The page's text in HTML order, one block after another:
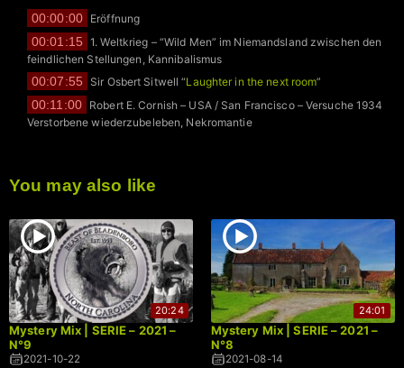
00:00:00 Eröffnung
00:01:15 1. Weltkrieg – “Wild Men” im Niemandsland zwischen den
feindlichen Stellungen, Kannibalismus
00:07:55 Sir Osbert Sitwell “Laughter in the next room”
00:11:00
Robert E. Cornish – USA / San Francisco – Versuche 1934
Verstorbene wiederzubeleben, Nekromantie
You may also like
20:24
Mystery Mix | SERIE – 2021 –
N°9
2021-10-22
24:01
Mystery Mix | SERIE – 2021 –
N°8
2021-08-14